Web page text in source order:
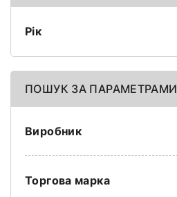
Рік
ПОШУК ЗА ПАРАМЕТРАМИ
Виробник
Торгова марка